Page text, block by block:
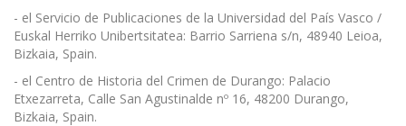
- el Servicio de Publicaciones de la Universidad del País Vasco /
Euskal Herriko Unibertsitatea: Barrio Sarriena s/n, 48940 Leioa,
Bizkaia, Spain.
- el Centro de Historia del Crimen de Durango: Palacio
Etxezarreta, Calle San Agustinalde nº 16, 48200 Durango,
Bizkaia, Spain.